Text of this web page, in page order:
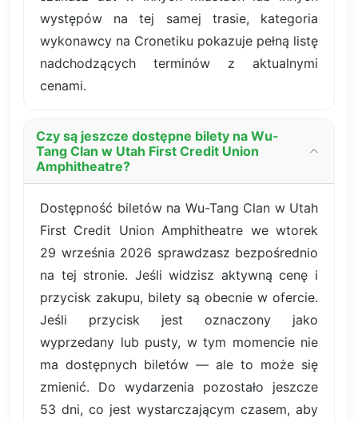
występów na tej samej trasie, kategoria
wykonawcy na Cronetiku pokazuje pełną listę
nadchodzących terminów z aktualnymi
cenami.
Czy są jeszcze dostępne bilety na Wu-
Tang Clan w Utah First Credit Union
Amphitheatre?
Dostępność biletów na Wu-Tang Clan w Utah
First Credit Union Amphitheatre we wtorek
29 września 2026 sprawdzasz bezpośrednio
na tej stronie. Jeśli widzisz aktywną cenę i
przycisk zakupu, bilety są obecnie w ofercie.
Jeśli przycisk jest oznaczony jako
wyprzedany lub pusty, w tym momencie nie
ma dostępnych biletów — ale to może się
zmienić. Do wydarzenia pozostało jeszcze
53 dni, co jest wystarczającym czasem, aby